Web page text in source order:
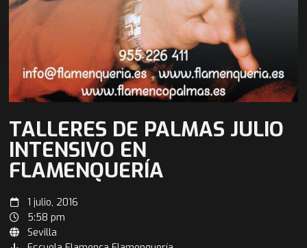
TALLERES DE PALMAS JULIO
INTENSIVO EN
FLAMENQUERÍA
1 julio, 2016
5:58 pm
Sevilla